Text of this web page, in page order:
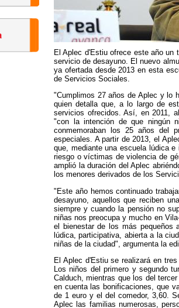
El Aplec d'Estiu ofrece este año un
servicio de desayuno. El nuevo
ya ofertada desde 2013 en esta
de Servicios Sociales.
"Cumplimos 27 años de Aplec y lo
quien detalla que, a lo largo de
servicios ofrecidos. Así, en 2011,
"con la intención de que ningún
conmemoraban los 25 años del
especiales. A partir de 2013, el
que, mediante una escuela lúdica
riesgo o víctimas de violencia de
amplió la duración del Aplec
los menores derivados de los
"Este año hemos continuado
desayuno, aquellos que reciben
siempre y cuando la pensión no
niñas nos preocupa y mucho en
el bienestar de los más pequeños
lúdica, participativa, abierta a la
niñas de la ciudad", argumenta la
El Aplec d'Estiu se realizará en
Los niños del primero y segundo
Calduch, mientras que los del
en cuenta las bonificaciones, que
de 1 euro y el del comedor, 3,60.
Aplec las familias numerosas,